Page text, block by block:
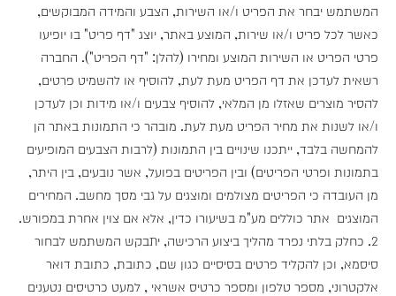
המשתמש יבחר את הפריט ו/או השירות, הצבע והמידה המבוקשים,
כאשר לכל פריט ו/או שירות, המוצע באתר, יוצג "דף פריט" בו יופיעו
פרטי הפריט או השירות המוצע ומחירו (להלן: "דף הפריט"). החברה
רשאית לעדכן את דף הפריט מעת לעת, להוסיף או להשמיט פרטים,
להסיר מוצרים שאזלו מן המלאי, להוסיף צבעים ו/או מידות וכן לעדכן
ו/או לשנות את מחיר הפריט מעת לעת. מובהר כי התמונות באתר הן
להמחשה בלבד, ייתכנו שינויים בין התמונות (לרבות הצבעים המופיעים
בתמונות ופרטי הפריטים) ובין הפריטים בפועל, אשר נובעים, בין היתר,
מן העובדה כי הפריטים מצולמים ומוצגים על גבי מסך מחשב. המחירים
המוצגים אתר כוללים מע"מ בשיעורו כדין, אלא אם צוין אחרת במפורש.
2. כחלק בלתי נפרד מהליך ביצוע הרכישה, יתבקש המשתמש לבחור
סיסמא, וכן להקליד פרטים בסיסיים כגון שם, כתובת, כתובת דואר
אלקטרוני, מספר טלפון ומספר כרטיס אשראי , למעט כרטיסים נטענים